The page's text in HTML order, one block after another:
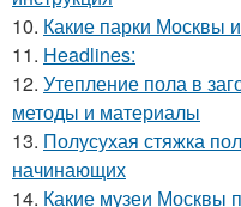
10. Какие парки Москвы
11. Headlines:
12. Утепление пола в
методы и материалы
13. Полусухая стяжка
начинающих
14. Какие музеи Москвы